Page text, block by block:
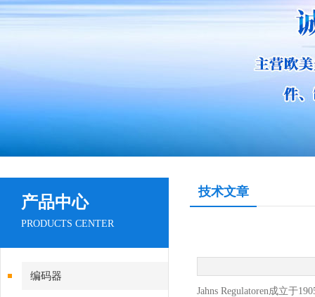
产品中心
PRODUCTS CENTER
编码器
技术文章
Jahns Regulatoren成立于